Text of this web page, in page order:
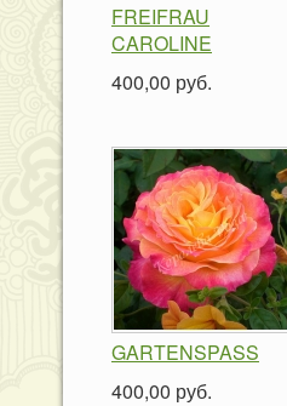
FREIFRAU
CAROLINE
400,00 руб.
GARTENSPASS
400,00 руб.